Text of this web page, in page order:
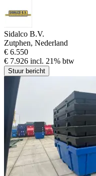
Sidalco B.V.
Zutphen, Nederland
€ 6.550
€ 7.926 incl. 21% btw
Stuur bericht